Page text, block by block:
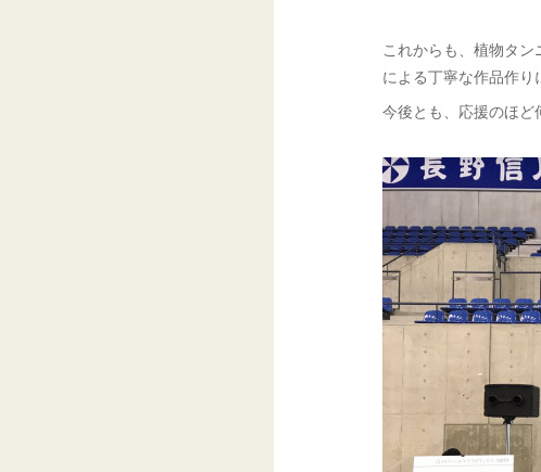
これからも、植物タ
による丁寧な作品作り
今後とも、応援のほど